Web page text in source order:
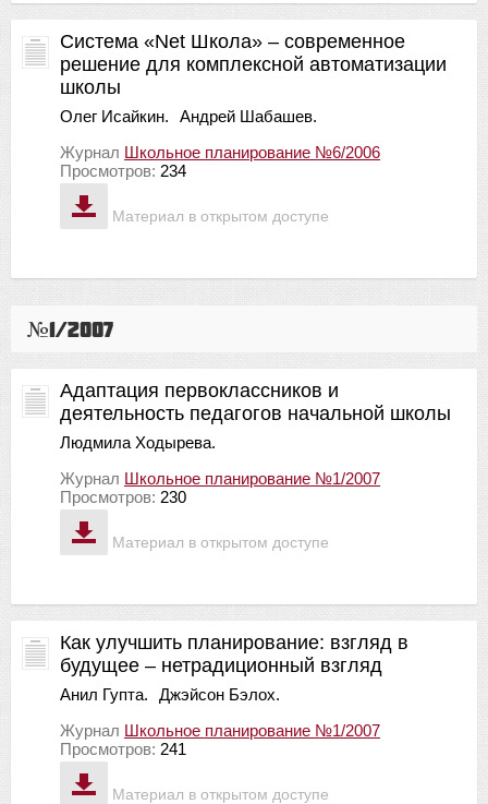
Материал в открытом доступе
Система «Net Школа» – современное
решение для комплексной автоматизации
школы
Олег Исайкин.
Андрей Шабашев.
Журнал Школьное планирование №6/2006
Просмотров: 234
№1/2007
Материал в открытом доступе
Адаптация первоклассников и
деятельность педагогов начальной школы
Людмила Ходырева.
Журнал Школьное планирование №1/2007
Просмотров: 230
Материал в открытом доступе
Как улучшить планирование: взгляд в
будущее – нетрадиционный взгляд
Анил Гупта.
Джэйсон Бэлох.
Журнал Школьное планирование №1/2007
Просмотров: 241